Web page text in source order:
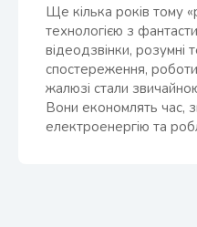
Ще кілька років тому
технологією з
відеодзвінки, розумні
спостереження,
жалюзі стали
Вони економлять час,
електроенергію та